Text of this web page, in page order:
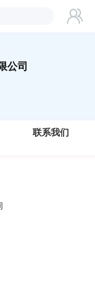
公司
联系我们